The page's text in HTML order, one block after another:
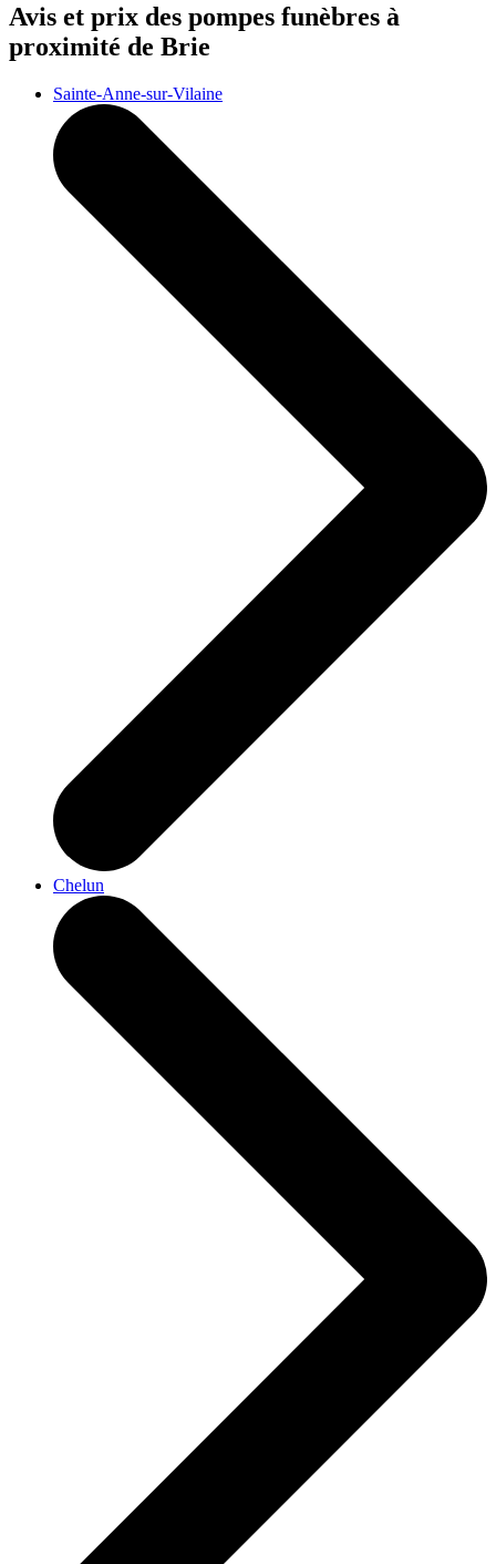
Avis et prix des pompes funèbres à
proximité de Brie
Sainte-Anne-sur-Vilaine
Chelun